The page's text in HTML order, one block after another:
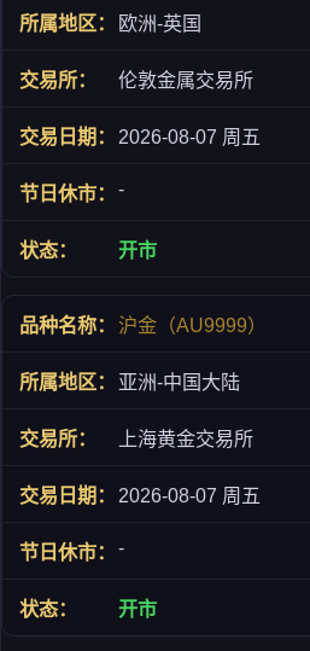
欧洲-英国
伦敦金属交易所
2026-08-07 周五
-
开市
沪金（AU9999）
亚洲-中国大陆
上海黄金交易所
2026-08-07 周五
-
开市